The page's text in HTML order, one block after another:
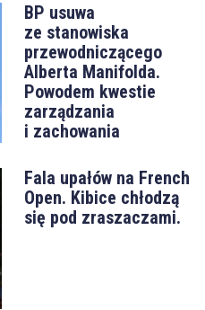
BP usuwa
ze stanowiska
przewodniczącego
Alberta Manifolda.
Powodem kwestie
zarządzania
i zachowania
Fala upałów na French
Open. Kibice chłodzą
się pod zraszaczami.